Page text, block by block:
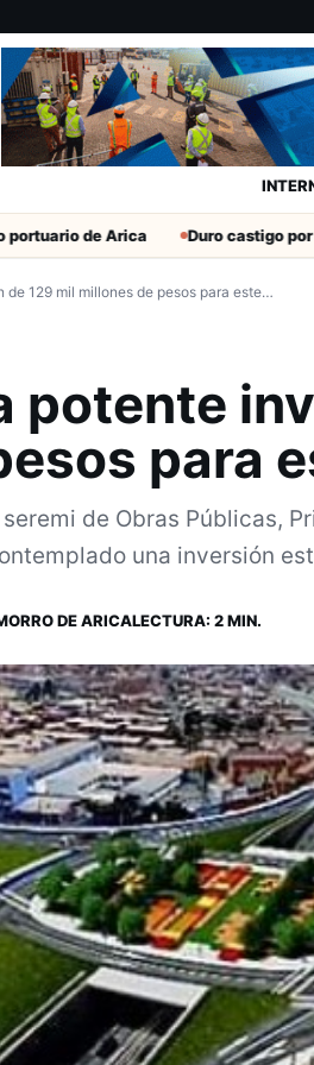
de Arica Duro castigo por la
129 mil millones de pesos para este…
potente
para
de Obras Públicas,
una inversión
DE ARICALECTURA: 2 MIN.